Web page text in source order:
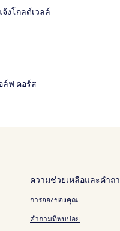
งโกลด์เวลล์
ล์ฟ คอร์ส
ความช่วยเหลือและคำถ
การจองของคุณ
คำถามที่พบบ่อย